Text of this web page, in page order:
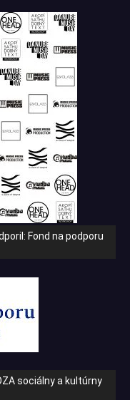
Fond na podporu
sociálny a kultúrny